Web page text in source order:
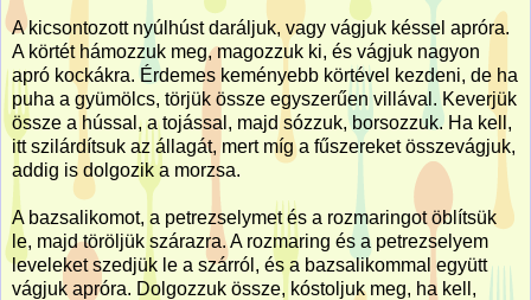
A kicsontozott nyúlhúst daráljuk, vagy vágjuk késsel apróra.
A körtét hámozzuk meg, magozzuk ki, és vágjuk nagyon
apró kockákra. Érdemes keményebb körtével kezdeni, de ha
puha a gyümölcs, törjük össze egyszerűen villával. Keverjük
össze a hússal, a tojással, majd sózzuk, borsozzuk. Ha kell,
itt szilárdítsuk az állagát, mert míg a fűszereket összevágjuk,
addig is dolgozik a morzsa.
A bazsalikomot, a petrezselymet és a rozmaringot öblítsük
le, majd töröljük szárazra. A rozmaring és a petrezselyem
leveleket szedjük le a szárról, és a bazsalikommal együtt
vágjuk apróra. Dolgozzuk össze, kóstoljuk meg, ha kell,